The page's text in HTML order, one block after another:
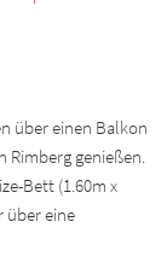
über einen Balkon
Rimberg genießen.
Bett (1.60m x
über eine